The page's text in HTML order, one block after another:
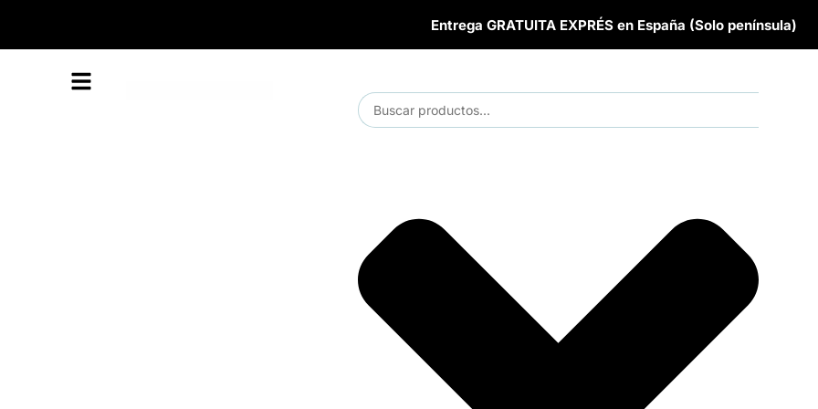
Entrega GRATUITA EXPRÉS en España (Solo península)